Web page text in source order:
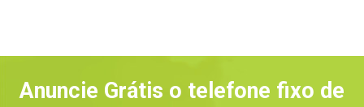
Anuncie Grátis o telefone fixo de